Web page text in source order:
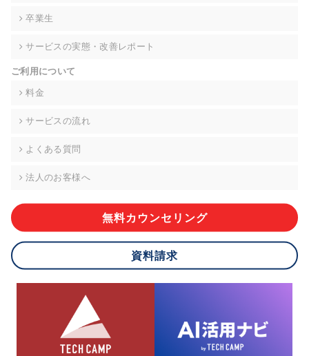
て、下記の当社問合わせ窓口に申し出ることができます。その
的な期間内に対応いたします。ただし、申請が本人確認が不可
により、ご希望に添えない場合があります。 なお、アクセスロ
グなどの個人情報以外の情報については、原則として開示等は
株式会社div 個人情報問合せ窓口
メールアドレス:privacy_policy@di-v.co.jp
ご本人様が当社に個人情報を提供されるかどうかは任意による
応ができない場合があります。
8.cookieにより取得・分析した情報とその利用について
当社は第三者が運営するデータ・マネジメント・プラットフォ
ームからcookieにより収集されたウェブの閲覧機歴及びその分
析結果を取得し、これをお客様の個人データと結びつけた上
で、広告配信等の目的で利用いたします。
卒業生
サービスの実態・改善レポート
ご利用について
料金
サービスの流れ
よくある質問
法人のお客様へ
無料カウンセリング
資料請求